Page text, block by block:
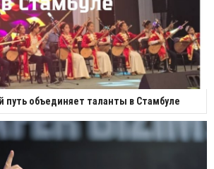
путь объединяет таланты в Стамбуле